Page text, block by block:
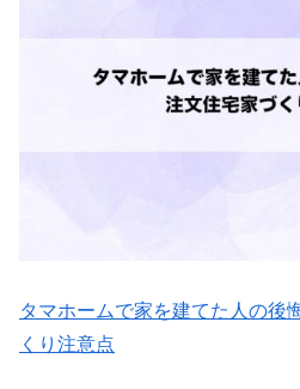
タマホームで家を建てた人の後
くり注意点